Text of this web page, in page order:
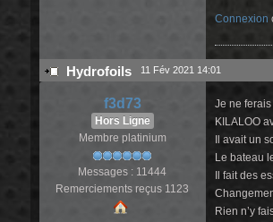
Connexion
Hydrofoils 11 Fév 2021 14:01
f3d73
Hors Ligne
Membre platinium
Messages : 11444
Remerciements reçus 1123
Je ne
KILALOO
Il avait un
Le bateau
Il fait des
Rien n’y